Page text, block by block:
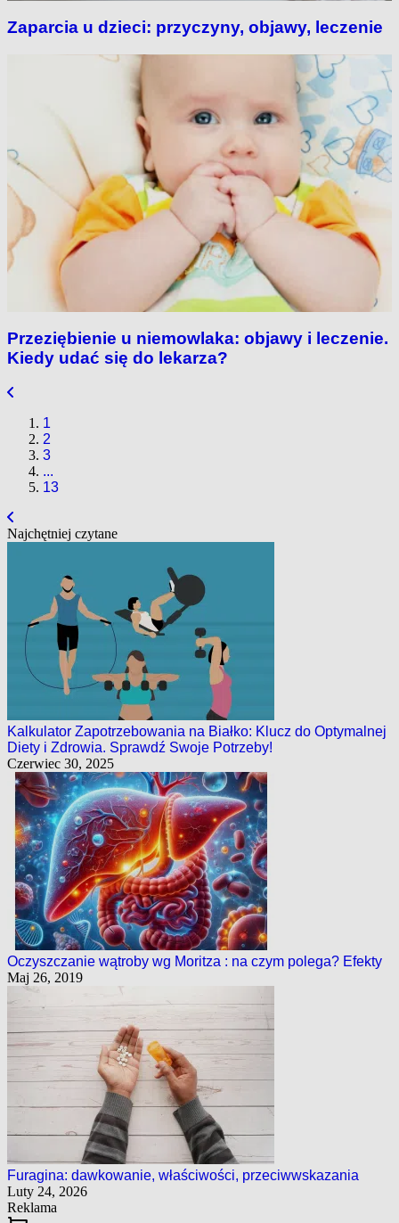
Zaparcia u dzieci: przyczyny, objawy, leczenie
Przeziębienie u niemowlaka: objawy i leczenie.
Kiedy udać się do lekarza?
1
2
3
...
13
Najchętniej czytane
Kalkulator Zapotrzebowania na Białko: Klucz do Optymalnej
Diety i Zdrowia. Sprawdź Swoje Potrzeby!
Czerwiec 30, 2025
Oczyszczanie wątroby wg Moritza : na czym polega? Efekty
Maj 26, 2019
Furagina: dawkowanie, właściwości, przeciwwskazania
Luty 24, 2026
Reklama